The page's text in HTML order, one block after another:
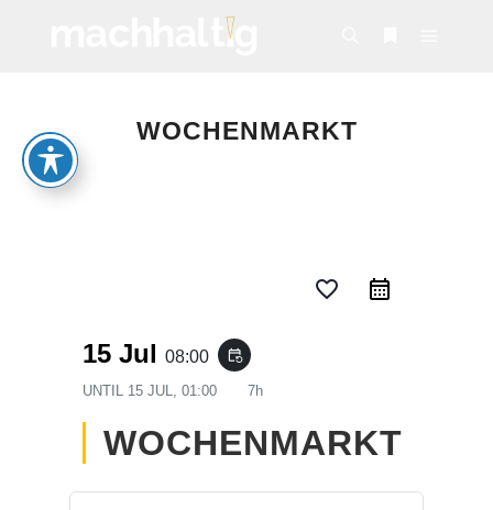
WOCHENMARKT
favorite_border
15 Jul 08:00 event_repeat
UNTIL 15 JUL, 01:00 7h
WOCHENMARKT